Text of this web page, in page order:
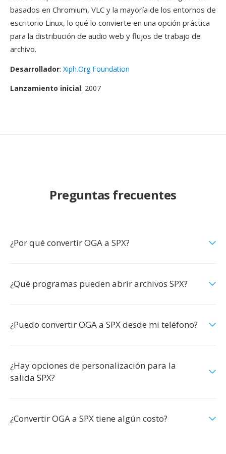
basados en Chromium, VLC y la mayoría de los entornos de
escritorio Linux, lo qué lo convierte en una opción práctica
para la distribución de audio web y flujos de trabajo de
archivo.
Desarrollador: Xiph.Org Foundation
Lanzamiento inicial: 2007
Preguntas frecuentes
¿Por qué convertir OGA a SPX?
¿Qué programas pueden abrir archivos SPX?
¿Puedo convertir OGA a SPX desde mi teléfono?
¿Hay opciones de personalización para la
salida SPX?
¿Convertir OGA a SPX tiene algún costo?